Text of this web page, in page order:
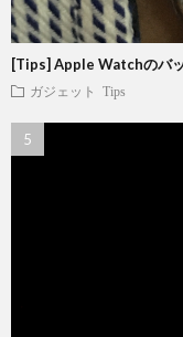
[Tips] Apple Watchのバ
ガジェット Tips